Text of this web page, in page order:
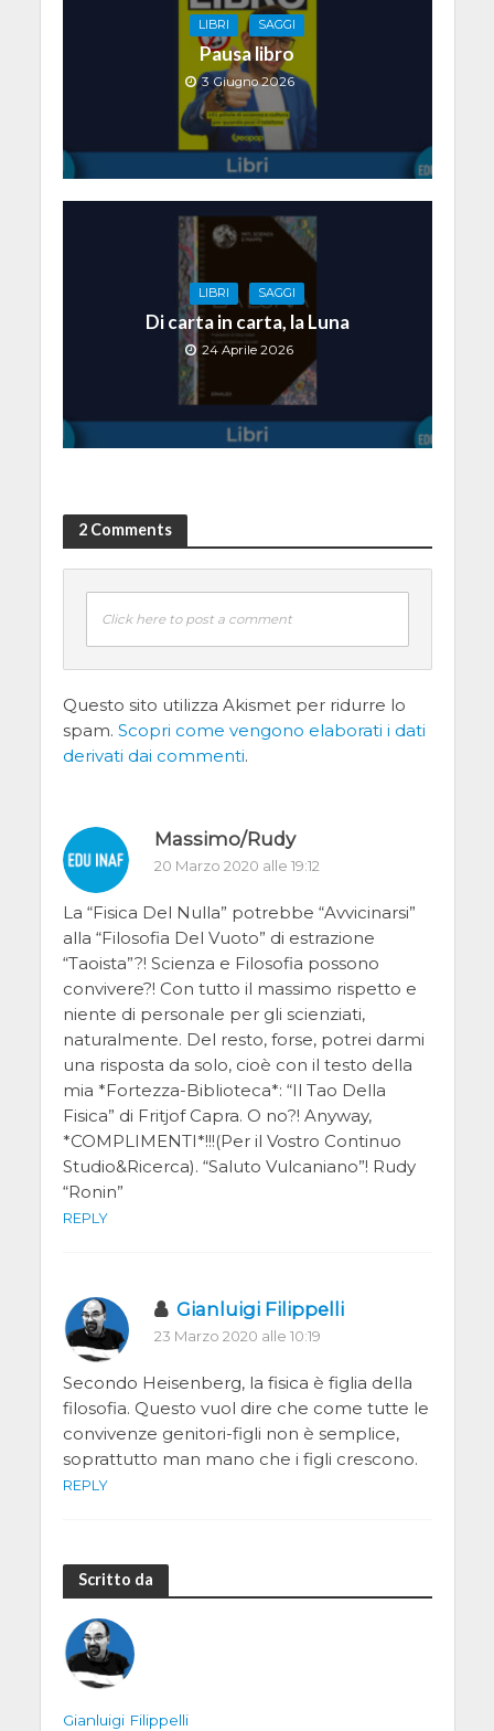
LIBRI SAGGI
Pausa libro
3 Giugno 2026
LIBRI SAGGI
Di carta in carta, la Luna
24 Aprile 2026
2 Comments
Click here to post a comment
Questo sito utilizza Akismet per ridurre lo
spam. Scopri come vengono elaborati i dati
derivati dai commenti.
Massimo/Rudy
20 Marzo 2020 alle 19:12
La “Fisica Del Nulla” potrebbe “Avvicinarsi”
alla “Filosofia Del Vuoto” di estrazione
“Taoista”?! Scienza e Filosofia possono
convivere?! Con tutto il massimo rispetto e
niente di personale per gli scienziati,
naturalmente. Del resto, forse, potrei darmi
una risposta da solo, cioè con il testo della
mia *Fortezza-Biblioteca*: “Il Tao Della
Fisica” di Fritjof Capra. O no?! Anyway,
*COMPLIMENTI*!!!(Per il Vostro Continuo
Studio&Ricerca). “Saluto Vulcaniano”! Rudy
“Ronin”
REPLY
Gianluigi Filippelli
23 Marzo 2020 alle 10:19
Secondo Heisenberg, la fisica è figlia della
filosofia. Questo vuol dire che come tutte le
convivenze genitori-figli non è semplice,
soprattutto man mano che i figli crescono.
REPLY
Scritto da
Gianluigi Filippelli